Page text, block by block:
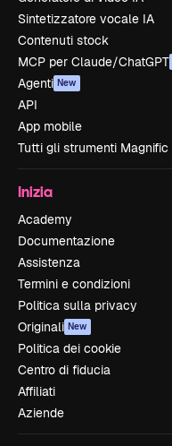
Sintetizzatore vocale IA
Contenuti stock
MCP per Claude/ChatGPT
Agenti New
API
App mobile
Tutti gli strumenti Magnific
Inizia
Academy
Documentazione
Assistenza
Termini e condizioni
Politica sulla privacy
Originali New
Politica dei cookie
Centro di fiducia
Affiliati
Aziende